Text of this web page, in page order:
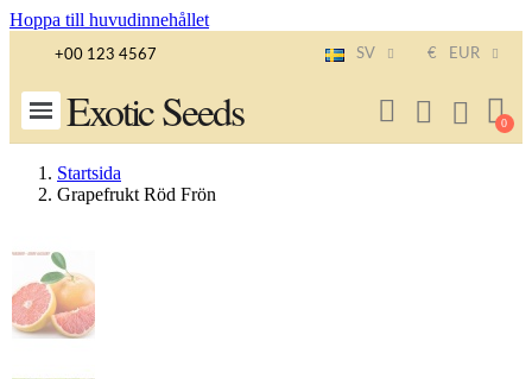
Hoppa till huvudinnehållet
+00 123 4567 SV € EUR
Exotic Seeds
Startsida
Grapefrukt Röd Frön